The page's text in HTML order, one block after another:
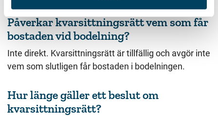
Påverkar kvarsittningsrätt vem som får
bostaden vid bodelning?
Inte direkt. Kvarsittningsrätt är tillfällig och avgör inte
vem som slutligen får bostaden i bodelningen.
Hur länge gäller ett beslut om
kvarsittningsrätt?